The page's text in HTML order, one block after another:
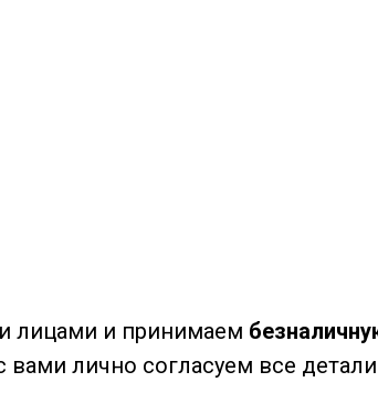
лицами и принимаем
лично согласуем все детали